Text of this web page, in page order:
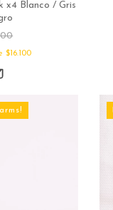
x4 Blanco / Gris
$16.100